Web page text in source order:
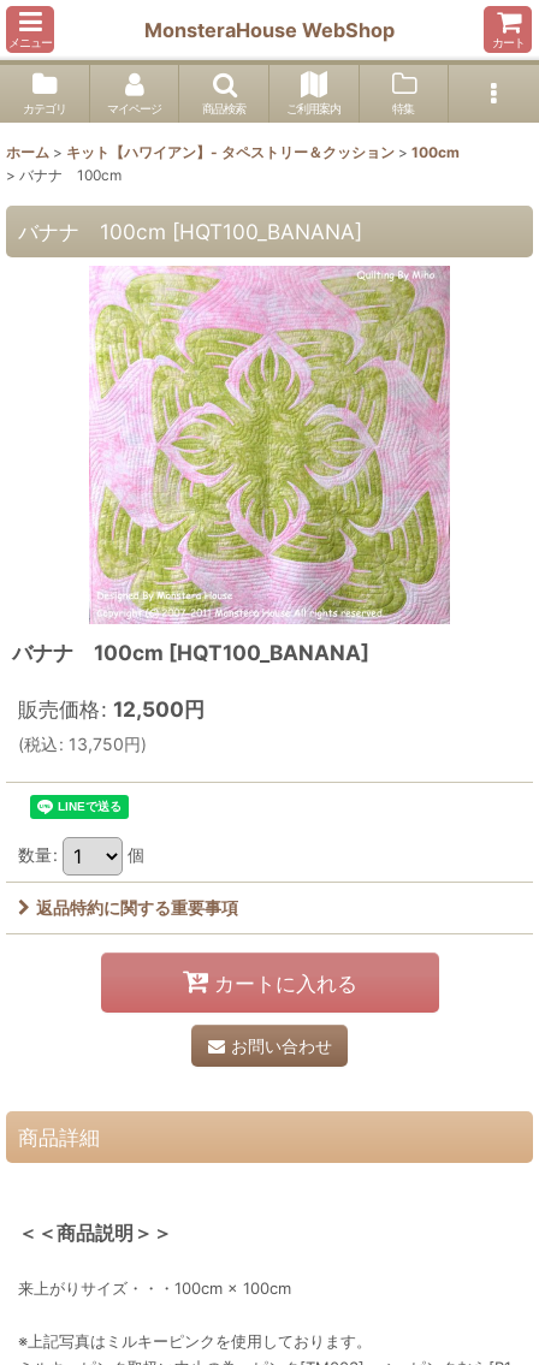
メニュー
MonsteraHouse WebShop
カート
カテゴリ マイページ 商品検索 ご利用案内 特集
ホーム > キット【ハワイアン】- タペストリー＆クッション > 100cm
> バナナ 100cm
バナナ 100cm [HQT100_BANANA]
バナナ 100cm [HQT100_BANANA]
販売価格: 12,500円
(税込: 13,750円)
数量: 個
返品特約に関する重要事項
カートに入れる
お問い合わせ
商品詳細
＜＜商品説明＞＞
来上がりサイズ・・・100cm × 100cm
※上記写真はミルキーピンクを使用しております。